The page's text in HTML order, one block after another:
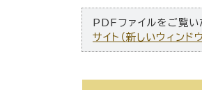
PDFファイルをご覧い
サイト（新しいウィンドウ